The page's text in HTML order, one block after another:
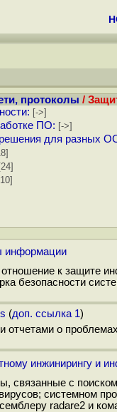
протоколы /
[->]
ПО: [->]
для разных
[24]
информации
к защите
безопасности
(доп. ссылка 1)
отчетами о
инжинирингу и
связанные с
системном
radare2 и